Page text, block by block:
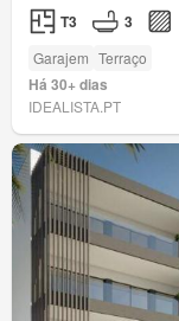
T3 3
Garajem Terraço
Há 30+ dias
IDEALISTA.PT